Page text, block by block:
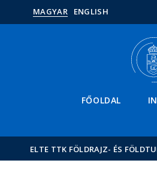
MAGYAR ENGLISH
FŐOLDAL
ELTE TTK FÖLDRAJZ- ÉS